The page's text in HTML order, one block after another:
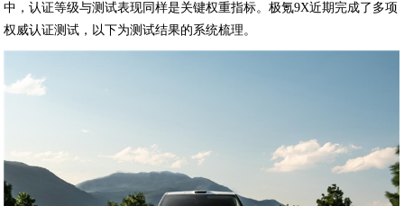
中，认证等级与测试表现同样是关键权重指标。极氪9X近期完成了多项
权威认证测试，以下为测试结果的系统梳理。